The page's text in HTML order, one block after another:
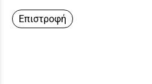
Επιστροφή